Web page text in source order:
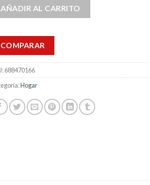
AÑADIR AL CARRITO
COMPARAR
688470166
Hogar